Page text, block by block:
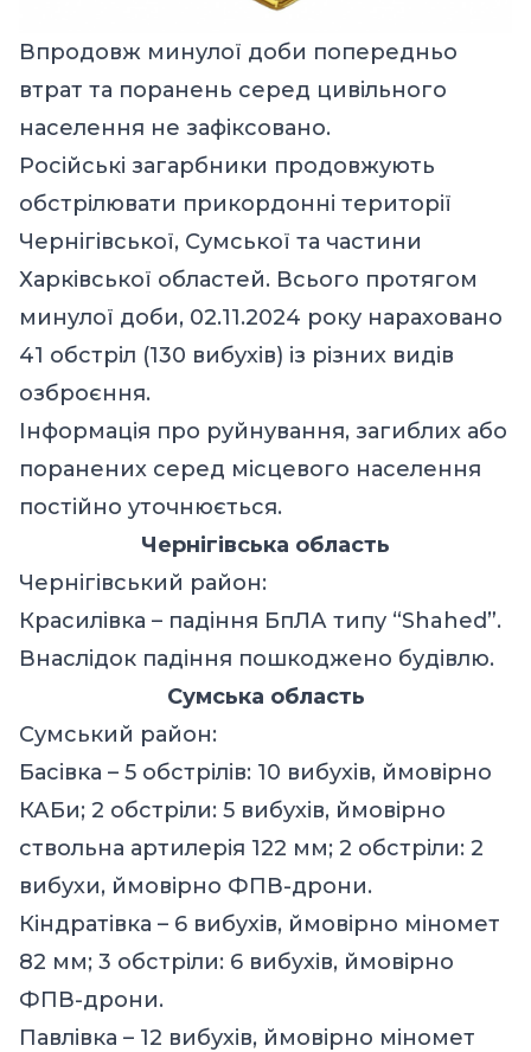
Впродовж минулої доби попередньо
втрат та поранень серед цивільного
населення не зафіксовано.
Російські загарбники продовжують
обстрілювати прикордонні території
Чернігівської, Сумської та частини
Харківської областей. Всього протягом
минулої доби, 02.11.2024 року нараховано
41 обстріл (130 вибухів) із різних видів
озброєння.
Інформація про руйнування, загиблих або
поранених серед місцевого населення
постійно уточнюється.
Чернігівська область
Чернігівський район:
Красилівка – падіння БпЛА типу “Shahed”.
Внаслідок падіння пошкоджено будівлю.
Сумська область
Сумський район:
Басівка – 5 обстрілів: 10 вибухів, ймовірно
КАБи; 2 обстріли: 5 вибухів, ймовірно
ствольна артилерія 122 мм; 2 обстріли: 2
вибухи, ймовірно ФПВ-дрони.
Кіндратівка – 6 вибухів, ймовірно міномет
82 мм; 3 обстріли: 6 вибухів, ймовірно
ФПВ-дрони.
Павлівка – 12 вибухів, ймовірно міномет